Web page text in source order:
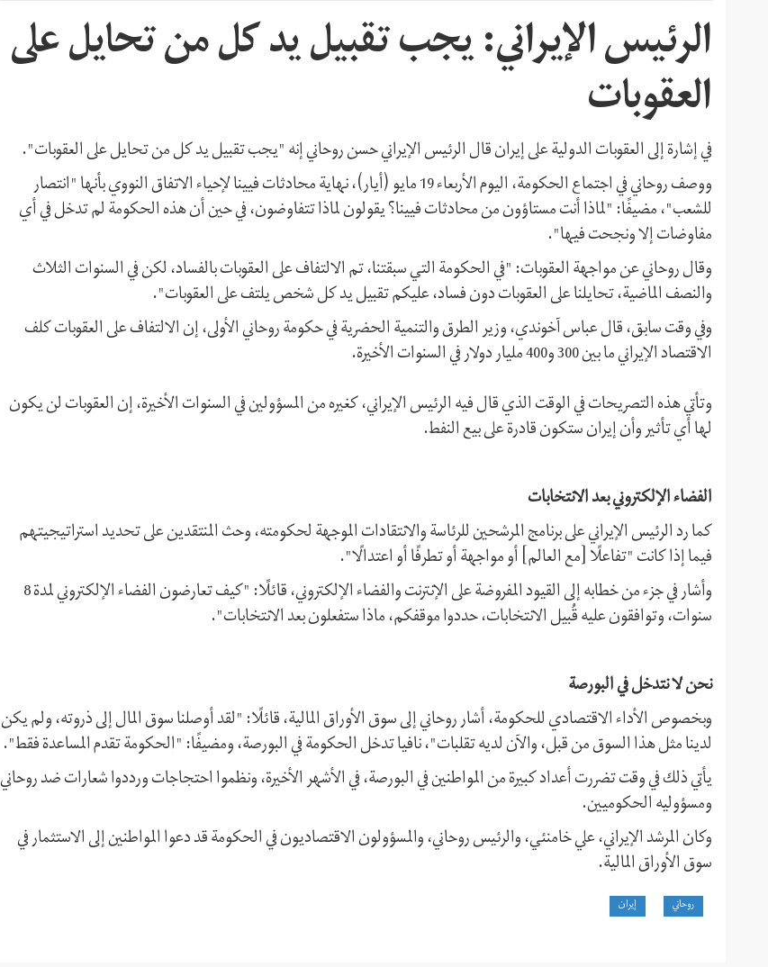
الرئيس الإيراني: يجب تقبيل يد كل من تحايل على
العقوبات
في إشارة إلى العقوبات الدولية على إيران قال الرئيس الإيراني حسن روحاني إنه "يجب تقبيل يد كل من تحايل على العقوبات".
ووصف روحاني في اجتماع الحكومة، اليوم الأربعاء 19 مايو (أيار)، نهاية محادثات فيينا لإحياء الاتفاق النووي بأنها "انتصار
للشعب"، مضيفًا: "لماذا أنت مستاؤون من محادثات فيينا؟ يقولون لماذا تتفاوضون، في حين أن هذه الحكومة لم تدخل في أي
مفاوضات إلا ونجحت فيها".
وقال روحاني عن مواجهة العقوبات: "في الحكومة التي سبقتنا، تم الالتفاف على العقوبات بالفساد، لكن في السنوات الثلاث
والنصف الماضية، تحايلنا على العقوبات دون فساد، عليكم تقبيل يد كل شخص يلتف على العقوبات".
وفي وقت سابق، قال عباس آخوندي، وزير الطرق والتنمية الحضرية في حكومة روحاني الأولى، إن الالتفاف على العقوبات كلف
الاقتصاد الإيراني ما بين 300 و400 مليار دولار في السنوات الأخيرة.
وتأتي هذه التصريحات في الوقت الذي قال فيه الرئيس الإيراني، كغيره من المسؤولين في السنوات الأخيرة، إن العقوبات لن يكون
لها أي تأثير وأن إيران ستكون قادرة على بيع النفط.
الفضاء الإلكتروني بعد الانتخابات
كما رد الرئيس الإيراني على برنامج المرشحين للرئاسة والانتقادات الموجهة لحكومته، وحث المنتقدين على تحديد استراتيجيتهم
فيما إذا كانت "تفاعلًا [مع العالم] أو مواجهة أو تطرفًا أو اعتدالًا".
وأشار في جزء من خطابه إلى القيود المفروضة على الإنترنت والفضاء الإلكتروني، قائلًا: "كيف تعارضون الفضاء الإلكتروني لمدة 8
سنوات، وتوافقون عليه قُبيل الانتخابات، حددوا موقفكم، ماذا ستفعلون بعد الانتخابات".
نحن لا نتدخل في البورصة
وبخصوص الأداء الاقتصادي للحكومة، أشار روحاني إلى سوق الأوراق المالية، قائلًا: "لقد أوصلنا سوق المال إلى ذروته، ولم يكن
لدينا مثل هذا السوق من قبل، والآن لديه تقلبات"، نافيا تدخل الحكومة في البورصة، ومضيفًا: "الحكومة تقدم المساعدة فقط".
يأتي ذلك في وقت تضررت أعداد كبيرة من المواطنين في البورصة، في الأشهر الأخيرة، ونظموا احتجاجات ورددوا شعارات ضد روحاني
ومسؤوليه الحكوميين.
وكان المرشد الإيراني، علي خامنئي، والرئيس روحاني، والمسؤولون الاقتصاديون في الحكومة قد دعوا المواطنين إلى الاستثمار في
سوق الأوراق المالية.
روحاني إيران